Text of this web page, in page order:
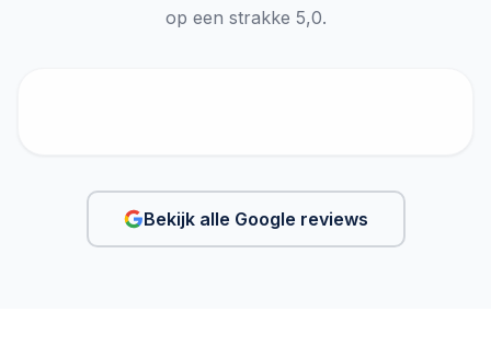
op een strakke 5,0.
Bekijk alle Google reviews